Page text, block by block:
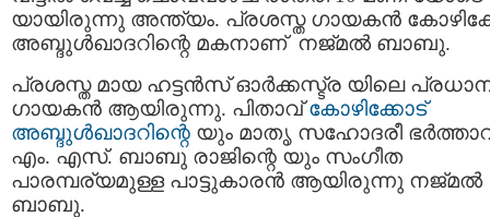
യായിരുന്നു അന്ത്യം. പ്രശസ്ത ഗായകന്‍
അബ്ദുള്‍ഖാദറിന്റെ മകനാണ് നജ്മല്‍ ബാബു.
പ്രശസ്ത മായ ഹട്ടന്‍സ് ഓര്‍ക്കസ്ട്ര യിലെ
ഗായകന്‍ ആയിരുന്നു. പിതാവ്കോഴിക്കോട്
അബ്ദുള്‍ഖാദറിന്റെ യും മാതൃ സഹോദരീ
എം. എസ്. ബാബു രാജിന്റെ യും സംഗീത
പാരമ്പര്യമുള്ള പാട്ടുകാരന്‍ ആയിരുന്നു നജ്മല്‍
ബാബു.